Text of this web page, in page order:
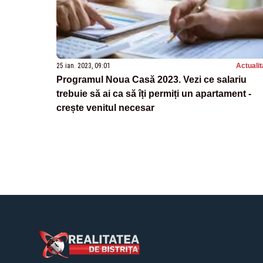
25 ian. 2023, 09:01
Programul Noua Casă 2023. Vezi ce salariu
trebuie să ai ca să îți permiți un apartament -
crește venitul necesar